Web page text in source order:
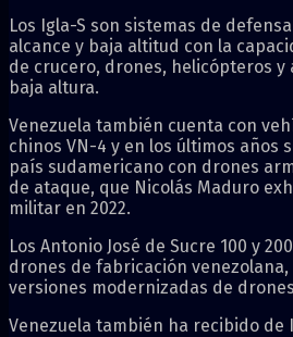
Los Igla-S son sistemas de
alcance y baja altitud con la
de crucero, drones, helicópteros y
baja altura.
Venezuela también cuenta con
chinos VN-4 y en los últimos años
país sudamericano con drones
de ataque, que Nicolás Maduro
militar en 2022.
Los Antonio José de Sucre 100 y
drones de fabricación
versiones modernizadas de
Venezuela también ha recibido de